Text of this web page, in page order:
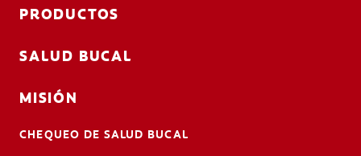
PRODUCTOS
SALUD BUCAL
MISIÓN
CHEQUEO DE SALUD BUCAL